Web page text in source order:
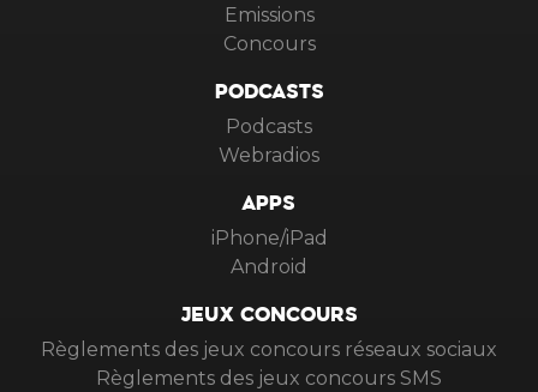
Emissions
Concours
PODCASTS
Podcasts
Webradios
APPS
iPhone/iPad
Android
JEUX CONCOURS
Règlements des jeux concours réseaux sociaux
Règlements des jeux concours SMS